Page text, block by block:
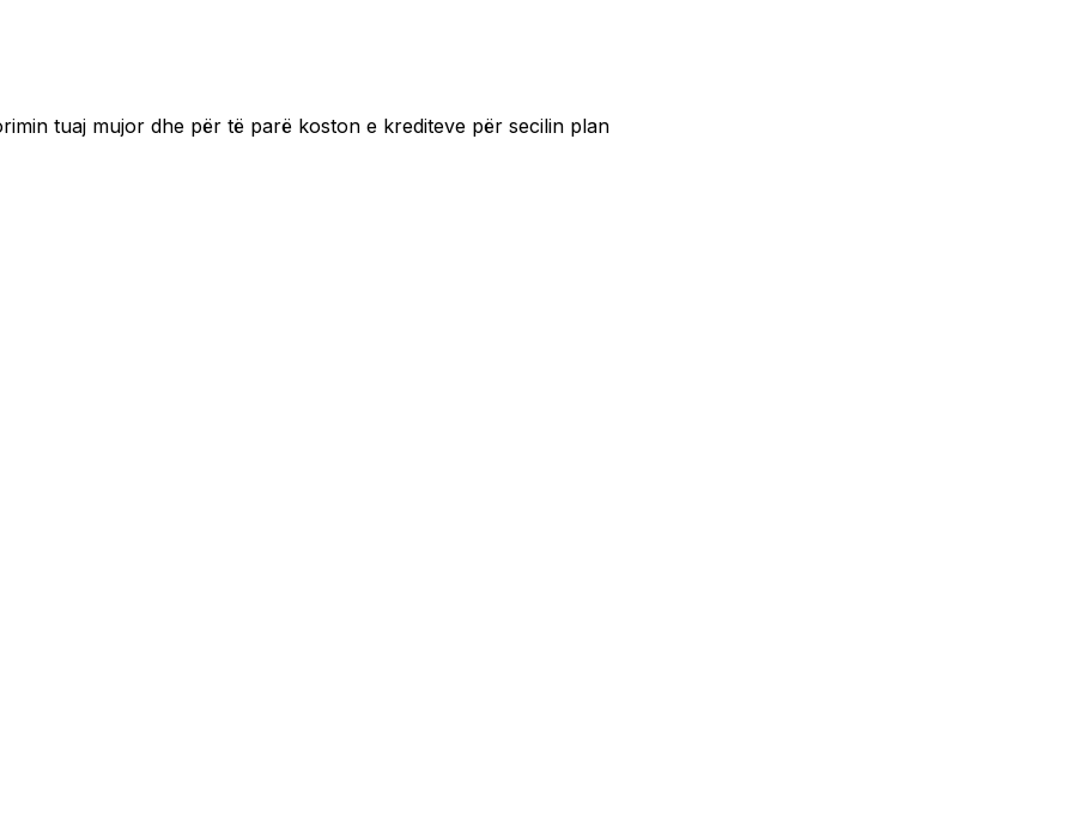
tuaj mujor dhe për të parë koston e krediteve për secilin plan